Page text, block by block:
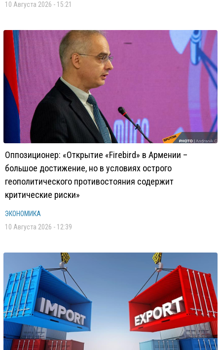
10 Августа 2026 - 15:21
Оппозиционер: «Открытие «Firebird» в Армении –
большое достижение, но в условиях острого
геополитического противостояния содержит
критические риски»
ЭКОНОМИКА
10 Августа 2026 - 12:39